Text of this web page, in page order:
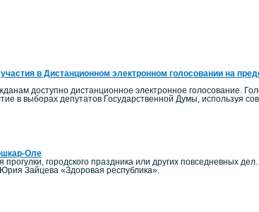
в Дистанционном электронном голосовании на
доступно дистанционное электронное голосование.
в выборах депутатов Государственной Думы, используя
Оле
городского праздника или других повседневных
Зайцева «Здоровая республика».